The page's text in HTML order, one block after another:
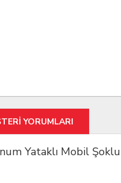
YORUMLARI
Yataklı Mobil